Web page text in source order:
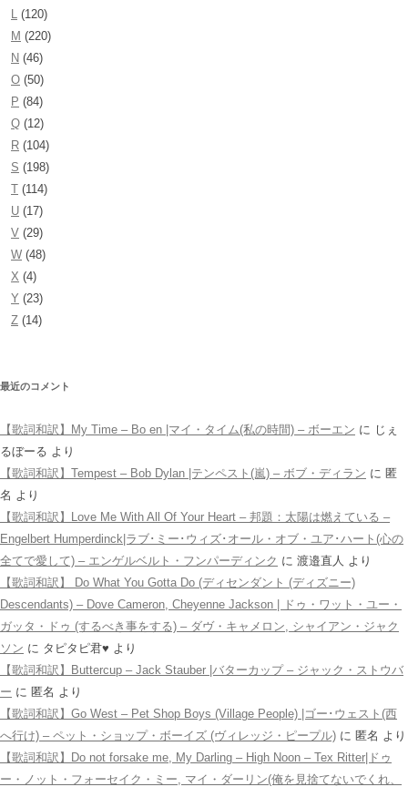
(120)
M (220)
N (46)
O (50)
P (84)
Q (12)
R (104)
S (198)
T (114)
U (17)
V (29)
W (48)
X (4)
Y (23)
Z (14)
最近のコメント
【歌詞和訳】My Time – Bo en |マイ・タイム(私の時間) – ボーエン に じぇ
るぼーる より
【歌詞和訳】Tempest – Bob Dylan |テンペスト(嵐) – ボブ・ディラン に 匿
名 より
【歌詞和訳】Love Me With All Of Your Heart – 邦題：太陽は燃えている –
Engelbert Humperdinck|ラブ･ミー･ウィズ･オール・オブ・ユア･ハート(心の
全てで愛して) – エンゲルベルト・フンパーディンク に 渡邉直人 より
【歌詞和訳】 Do What You Gotta Do (ディセンダント (ディズニー)
Descendants) – Dove Cameron, Cheyenne Jackson | ドゥ・ワット・ユー・
ガッタ・ドゥ (するべき事をする) – ダヴ・キャメロン, シャイアン・ジャク
ソン に タピタピ君♥️ より
【歌詞和訳】Buttercup – Jack Stauber |バターカップ – ジャック・ストウバ
ー に 匿名 より
【歌詞和訳】Go West – Pet Shop Boys (Village People) |ゴー･ウェスト(西
へ行け) – ペット・ショップ・ボーイズ (ヴィレッジ・ピープル) に 匿名 より
【歌詞和訳】Do not forsake me, My Darling – High Noon – Tex Ritter|ドゥ
ー・ノット・フォーセイク・ミー, マイ・ダーリン(俺を見捨てないでくれ、